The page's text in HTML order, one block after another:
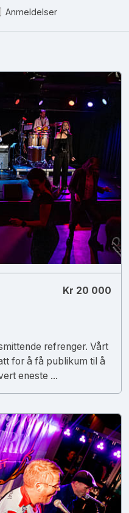
Anmeldelser
Kr 20 000
refrenger. Vårt
for å få publikum til å
eneste ...